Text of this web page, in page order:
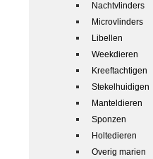
Nachtvlinders
Microvlinders
Libellen
Weekdieren
Kreeftachtigen
Stekelhuidigen
Manteldieren
Sponzen
Holtedieren
Overig marien